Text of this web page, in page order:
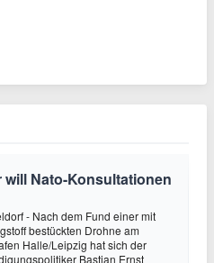
Nato-Konsultationen
- Nach dem Fund einer mit
bestückten Drohne am
Halle/Leipzig hat sich der
Bastian Ernst